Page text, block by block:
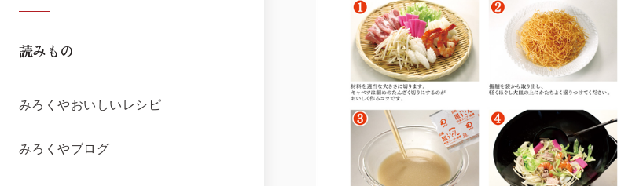
読みもの
みろくやおいしいレシピ
みろくやブログ